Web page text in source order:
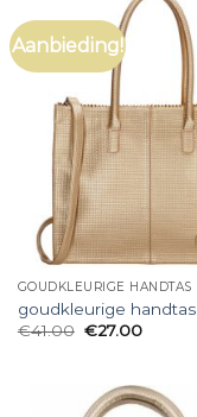
Aanbieding!
GOUDKLEURIGE HANDTAS
goudkleurige handtas
€41.00 €27.00